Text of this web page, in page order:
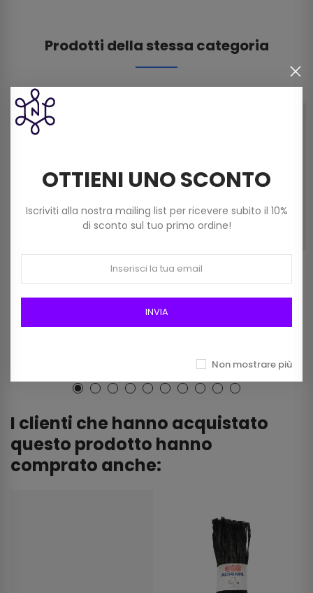
Prodotti della stessa categoria
Uncinetto Alluminio Pony
Cm 15 Mis. 2,0 Art 45601
Uncinetto Alluminio Pony
Cm 15 Mis. 2,50 Art 45603
I clienti che hanno acquistato
questo prodotto hanno
comprato anche:
OTTIENI UNO SCONTO
Iscriviti alla nostra mailing list per ricevere subito il 10%
di sconto sul tuo primo ordine!
INVIA
Non mostrare più